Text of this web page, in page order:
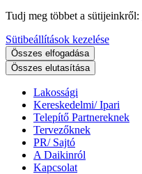
Tudj meg többet a sütijeinkről:
Sütibeállítások kezelése
Összes elfogadása
Összes elutasítása
Lakossági
Kereskedelmi/ Ipari
Telepítő Partnereknek
Tervezőknek
PR/ Sajtó
A Daikinról
Kapcsolat